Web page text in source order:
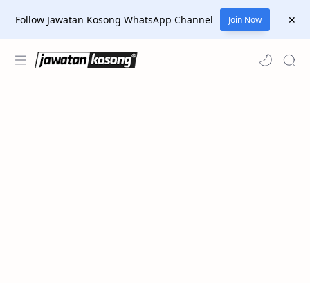
Follow Jawatan Kosong WhatsApp Channel Join Now